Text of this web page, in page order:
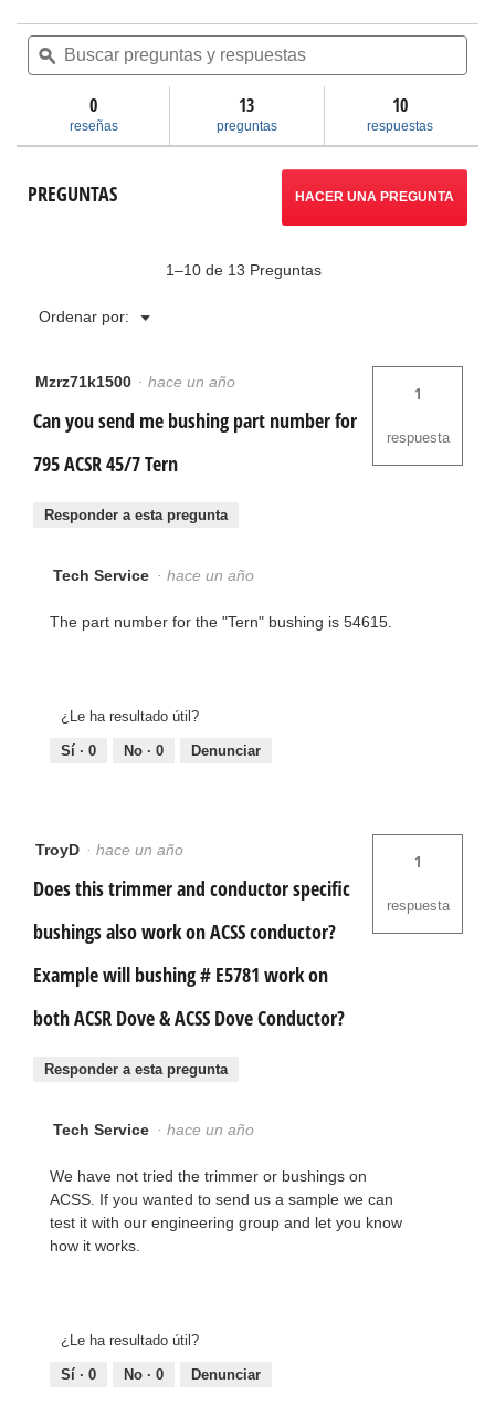
hay
de
ACSR
Modelo
87
Buscar
preguntas
y
respuestas
ϙ
0
reseñas
13
preguntas
10
respuestas
PREGUNTAS HACER UNA PREGUNTA
1–10 de 13 Preguntas
Ordenar por: ▼
Menú
Mzrz71k1500 · hace un año
Can you send me bushing part number for
795 ACSR 45/7 Tern
1
respuesta
Responder a esta pregunta
Tech Service · hace un año
The part number for the "Tern" bushing is 54615.
¿Le ha resultado útil?
Sí · 0 No · 0 Denunciar
TroyD · hace un año
Does this trimmer and conductor specific
bushings also work on ACSS conductor?
Example will bushing # E5781 work on
both ACSR Dove & ACSS Dove Conductor?
1
respuesta
Responder a esta pregunta
Tech Service · hace un año
We have not tried the trimmer or bushings on
ACSS. If you wanted to send us a sample we can
test it with our engineering group and let you know
how it works.
¿Le ha resultado útil?
Sí · 0 No · 0 Denunciar